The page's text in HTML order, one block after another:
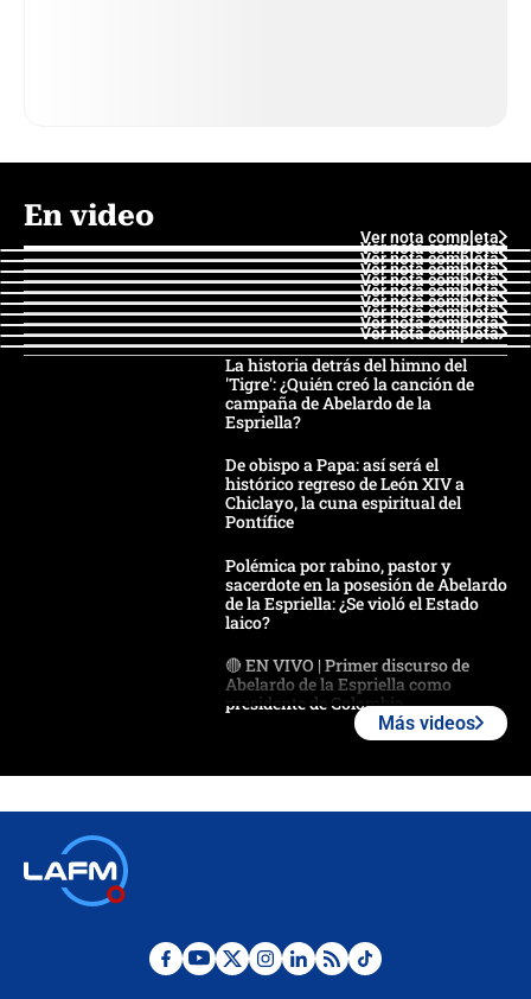
En video
Ver nota completa
Ver nota completa
Ver nota completa
Ver nota completa
Ver nota completa
Ver nota completa
Ver nota completa
Ver nota completa
Ver nota completa
Ver nota completa
La historia detrás del himno del
'Tigre': ¿Quién creó la canción de
campaña de Abelardo de la
Espriella?
De obispo a Papa: así será el
histórico regreso de León XIV a
Chiclayo, la cuna espiritual del
Pontífice
Polémica por rabino, pastor y
sacerdote en la posesión de Abelardo
de la Espriella: ¿Se violó el Estado
laico?
🔴 EN VIVO | Primer discurso de
Abelardo de la Espriella como
presidente de Colombia
Desde dermatitis hasta infecciones:
Más videos